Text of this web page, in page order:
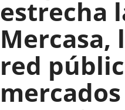
estrecha
Mercasa,
red
mercados